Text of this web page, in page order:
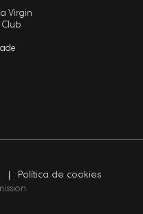
Virgin
Club
Política de cookies